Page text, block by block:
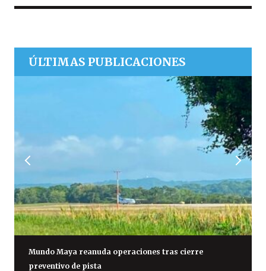
ÚLTIMAS PUBLICACIONES
Mundo Maya reanuda operaciones tras cierre
preventivo de pista